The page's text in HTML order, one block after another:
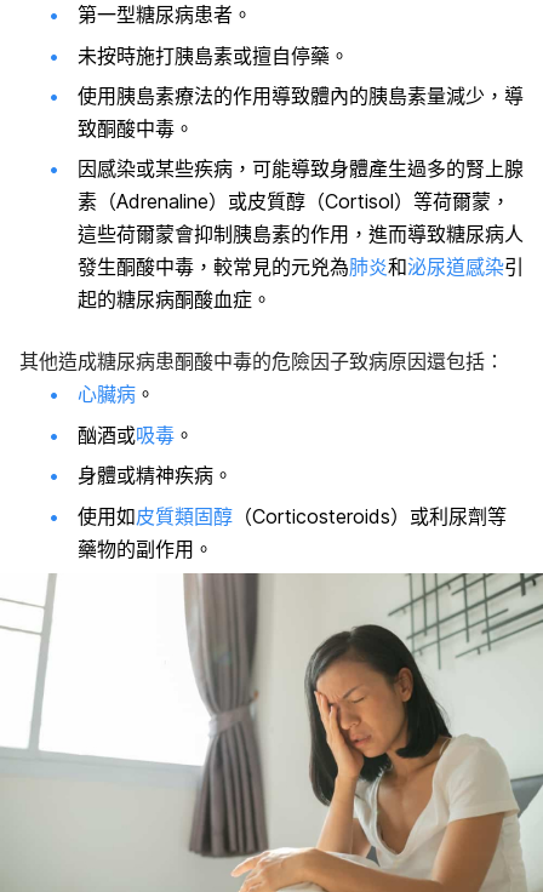
第一型糖尿病患者。
未按時施打胰島素或擅自停藥。
使用胰島素療法的作用導致體內的胰島素量減少，導
致酮酸中毒。
因感染或某些疾病，可能導致身體產生過多的腎上腺
素（Adrenaline）或皮質醇（Cortisol）等荷爾蒙，
這些荷爾蒙會抑制胰島素的作用，進而導致糖尿病人
發生酮酸中毒，較常見的元兇為肺炎和泌尿道感染引
起的糖尿病酮酸血症。
其他造成糖尿病患酮酸中毒的危險因子致病原因還包括：
心臟病 。
酗酒或吸毒 。
身體或精神疾病。
使用如皮質類固醇 （Corticosteroids）或利尿劑等
藥物的副作用。